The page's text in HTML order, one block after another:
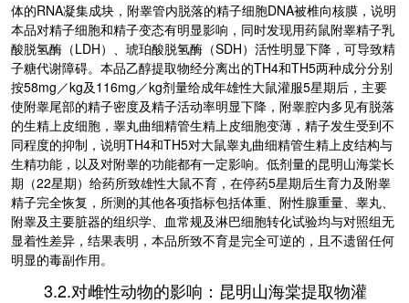
体的RNA凝集成块，附睾管内脱落的精子细胞DNA被椎向核膜，说明
本品对精子细胞和精子变态有明显影响，同时发现用药鼠附睾精子乳
酸脱氢酶（LDH）、 琥珀酸脱氢酶（SDH）活性明显下降，可导致精
子糖代谢障碍。本品乙醇提取物经分离出的TH4和TH5两种成分分别
按58mg／kg及116mg／kg剂量给成年雄性大鼠灌服5星期后，主要
使附睾尾部的精子密度及精子活动率明显下降，附睾腔内多见有脱落
的生精上皮细胞，睾丸曲细精管生精上皮细胞变薄，精子发生受到不
同程度的抑制，说明TH4和TH5对大鼠睾丸曲细精管生精上皮结构与
生精功能，以及对附睾的功能都有一定影响。低剂量的昆明山海棠长
期（22星期）给药所致雄性大鼠不育，在停药5星期后生育力及附睾
精子完全恢复，所测的其他各项指标包括体重、附性腺重量、睾丸、
附睾及主要脏器的组织学、血常规及淋巴细胞转化试验均与对照组无
显着性差异，结果表明，本品所致不育是完全可逆的，且不遗留任何
明显的毒副作用。
3.2.对雌性动物的影响：昆明山海棠提取物灌